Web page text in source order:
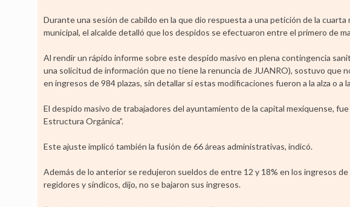
Durante una sesión de cabildo en la que dio respuesta a una petición de la
municipal, el alcalde detalló que los despidos se efectuaron entre el primero de
Al rendir un rápido informe sobre este despido masivo en plena contingencia
una solicitud de información que no tiene la renuncia de JUANRO), sostuvo que
en ingresos de 984 plazas, sin detallar si estas modificaciones fueron a la alza o a
El despido masivo de trabajadores del ayuntamiento de la capital mexiquense,
Estructura Orgánica”.
Este ajuste implicó también la fusión de 66 áreas administrativas, indicó.
Además de lo anterior se redujeron sueldos de entre 12 y 18% en los ingresos
regidores y síndicos, dijo, no se bajaron sus ingresos.